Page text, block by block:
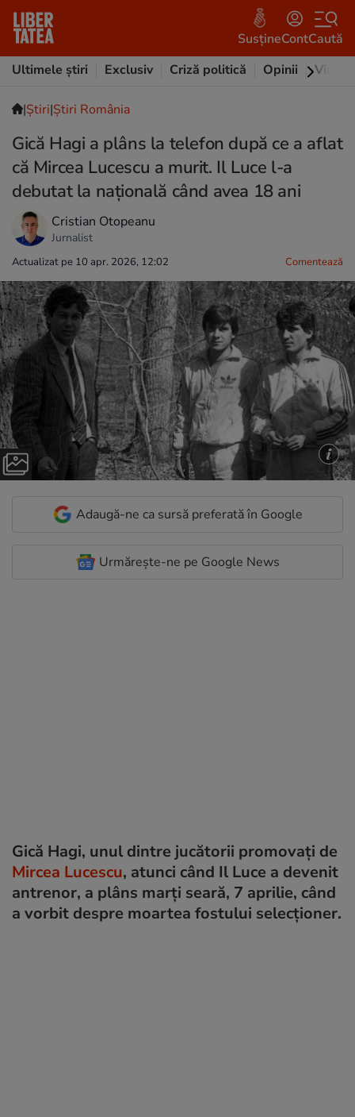
SusțineContCaută
Ultimele știri
Exclusiv Criză politică Opinii Video
|Ştiri|Știri România
Gică Hagi a plâns la telefon după ce a aflat
că Mircea Lucescu a murit. Il Luce l-a
debutat la națională când avea 18 ani
Cristian Otopeanu
Jurnalist
Actualizat pe 10 apr. 2026, 12:02 Comentează
Adaugă-ne ca sursă preferată în Google
Urmărește-ne pe Google News
Gică Hagi, unul dintre jucătorii promovați de
Mircea Lucescu, atunci când Il Luce a devenit
antrenor, a plâns marți seară, 7 aprilie, când
a vorbit despre moartea fostului selecționer.